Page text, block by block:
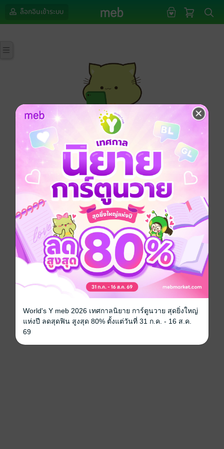
ล็อกอินเข้าระบบ
กรุณาเข้าสู่ระบบก่อนดำเนินรายการด้วยค่ะ
ล็อกอินเข้าระบบ
World's Y meb 2026 เทศกาลนิยาย การ์ตูนวาย สุดยิ่งใหญ่
แห่งปี ลดสุดฟิน สูงสุด 80% ตั้งแต่วันที่ 31 ก.ค. - 16 ส.ค.
69